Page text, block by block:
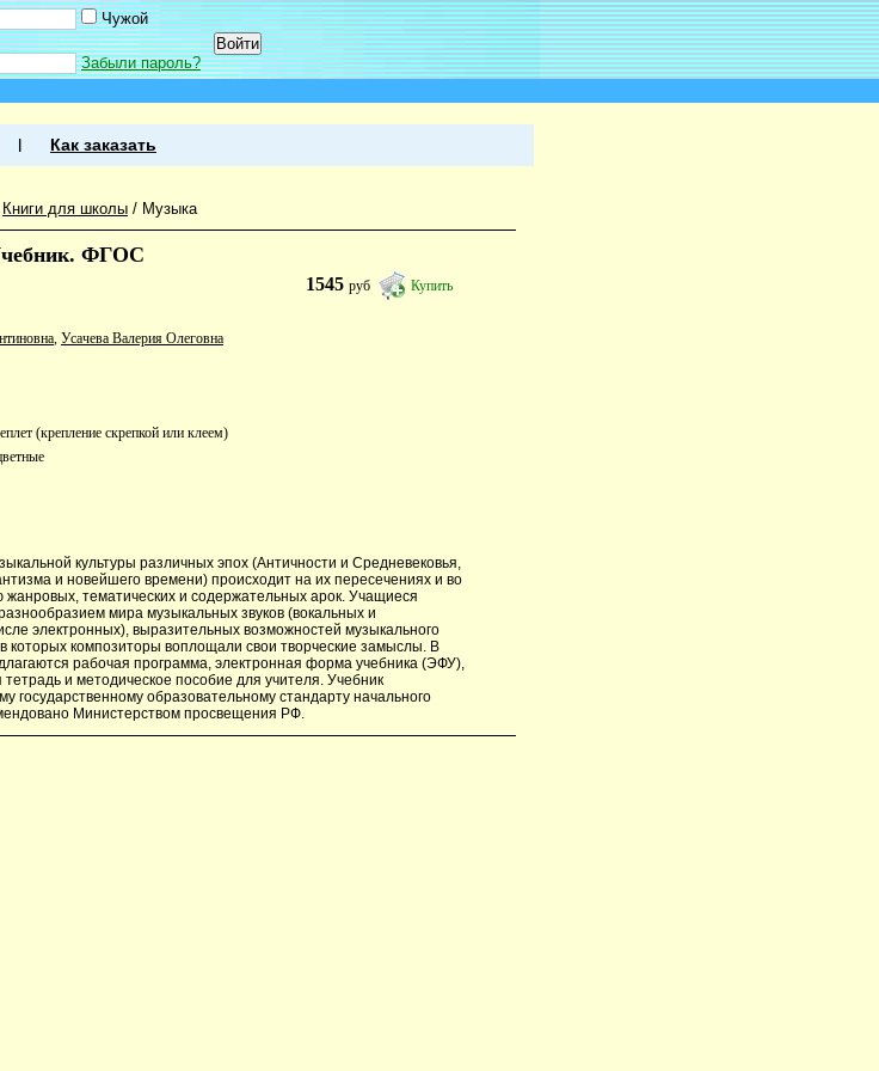
Чужой
Забыли пароль?
Как заказать
Книги для школы / Музыка
ФГОС
1545руб Купить
Усачева Валерия Олеговна
(крепление скрепкой или клеем)
культуры различных эпох (Античности и Средневековья,
и новейшего времени) происходит на их пересечениях и во
тематических и содержательных арок. Учащиеся
мира музыкальных звуков (вокальных и
электронных), выразительных возможностей музыкального
которых композиторы воплощали свои творческие замыслы. В
рабочая программа, электронная форма учебника (ЭФУ),
и методическое пособие для учителя. Учебник
государственному образовательному стандарту начального
Министерством просвещения РФ.